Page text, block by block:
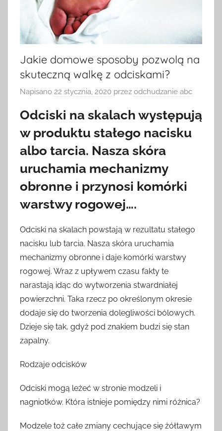
Jakie domowe sposoby pozwolą na
skuteczną walkę z odciskami?
Napisano 22 stycznia, 2020 przez odchudzanie abc
Odciski na skalach występują
w produktu stałego nacisku
albo tarcia. Nasza skóra
uruchamia mechanizmy
obronne i przynosi komórki
warstwy rogowej….
Odciski na skalach powstają w rezultatu stałego
nacisku lub tarcia. Nasza skóra uruchamia
mechanizmy obronne i daje komórki warstwy
rogowej. Wraz z upływem czasu fakty te
narastają idąc do wytworzenia stwardniałej
powierzchni. Taka rzecz po określonym okresie
dodaje się do tworzenia dolegliwości bólowych.
Dzieje się tak, gdyż pod znakiem budzi się stan
zapalny.
Rodzaje odcisków
Odciski mogą leżeć w stronie modzeli i
nagniotków. Która istnieje pomiędzy nimi różnica?
Modzele toż całe zmiany cechujące się żółtawym